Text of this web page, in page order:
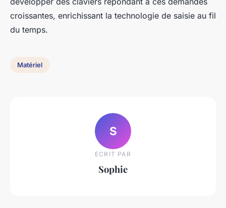
croissantes, enrichissant la technologie de saisie au fil
du temps.
Matériel
S
ECRIT PAR
Sophie